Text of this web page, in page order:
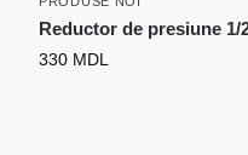
Reductor de presiune 1/
330 MDL